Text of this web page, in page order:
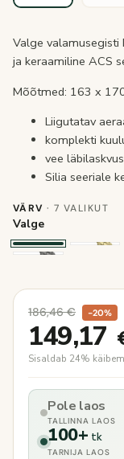
Valge valamusegisti
ja keraamiline ACS
Mõõtmed: 163 x
Liigutatav
komplekti
vee
Silia seeriale
VÄRV · 7 VALIKUT
Valge
186,46€ −20%
149,17
Sisaldab 24%
Pole laos
TALLINNA LAOS
100+ tk
TARNIJA LAOS